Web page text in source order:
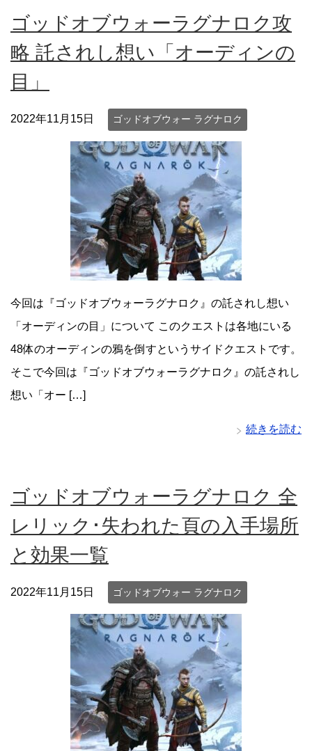
ゴッドオブウォーラグナロク攻
略 託されし想い「オーディンの
目」
2022年11月15日 ゴッドオブウォー ラグナロク
今回は『ゴッドオブウォーラグナロク』の託されし想い
「オーディンの目」について このクエストは各地にいる
48体のオーディンの鴉を倒すというサイドクエストです。
そこで今回は『ゴッドオブウォーラグナロク』の託されし
想い「オー […]
続きを読む
ゴッドオブウォーラグナロク 全
レリック･失われた頁の入手場所
と効果一覧
2022年11月15日 ゴッドオブウォー ラグナロク